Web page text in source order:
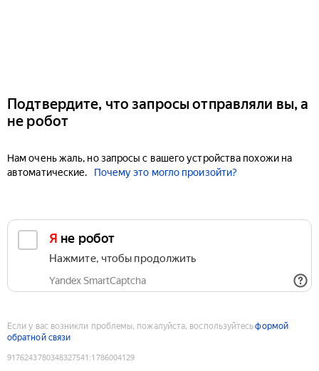
Подтвердите, что запросы отправляли вы, а
не робот
Нам очень жаль, но запросы с вашего устройства похожи на
автоматические.
Почему это могло произойти?
Я не робот
Нажмите, чтобы продолжить
Yandex SmartCaptcha
Если у вас возникли проблемы, пожалуйста, воспользуйтесьформой
обратной связи
9176243780348327541 :1786004129